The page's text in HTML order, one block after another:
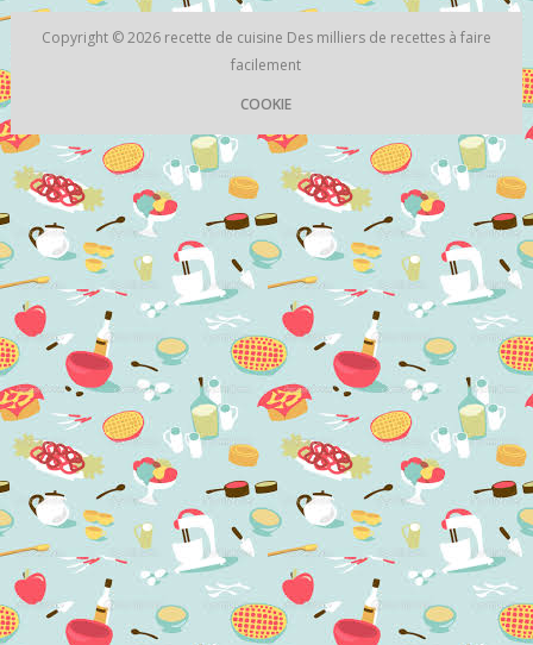
Copyright © 2026 recette de cuisine Des milliers de recettes à faire
facilement
COOKIE